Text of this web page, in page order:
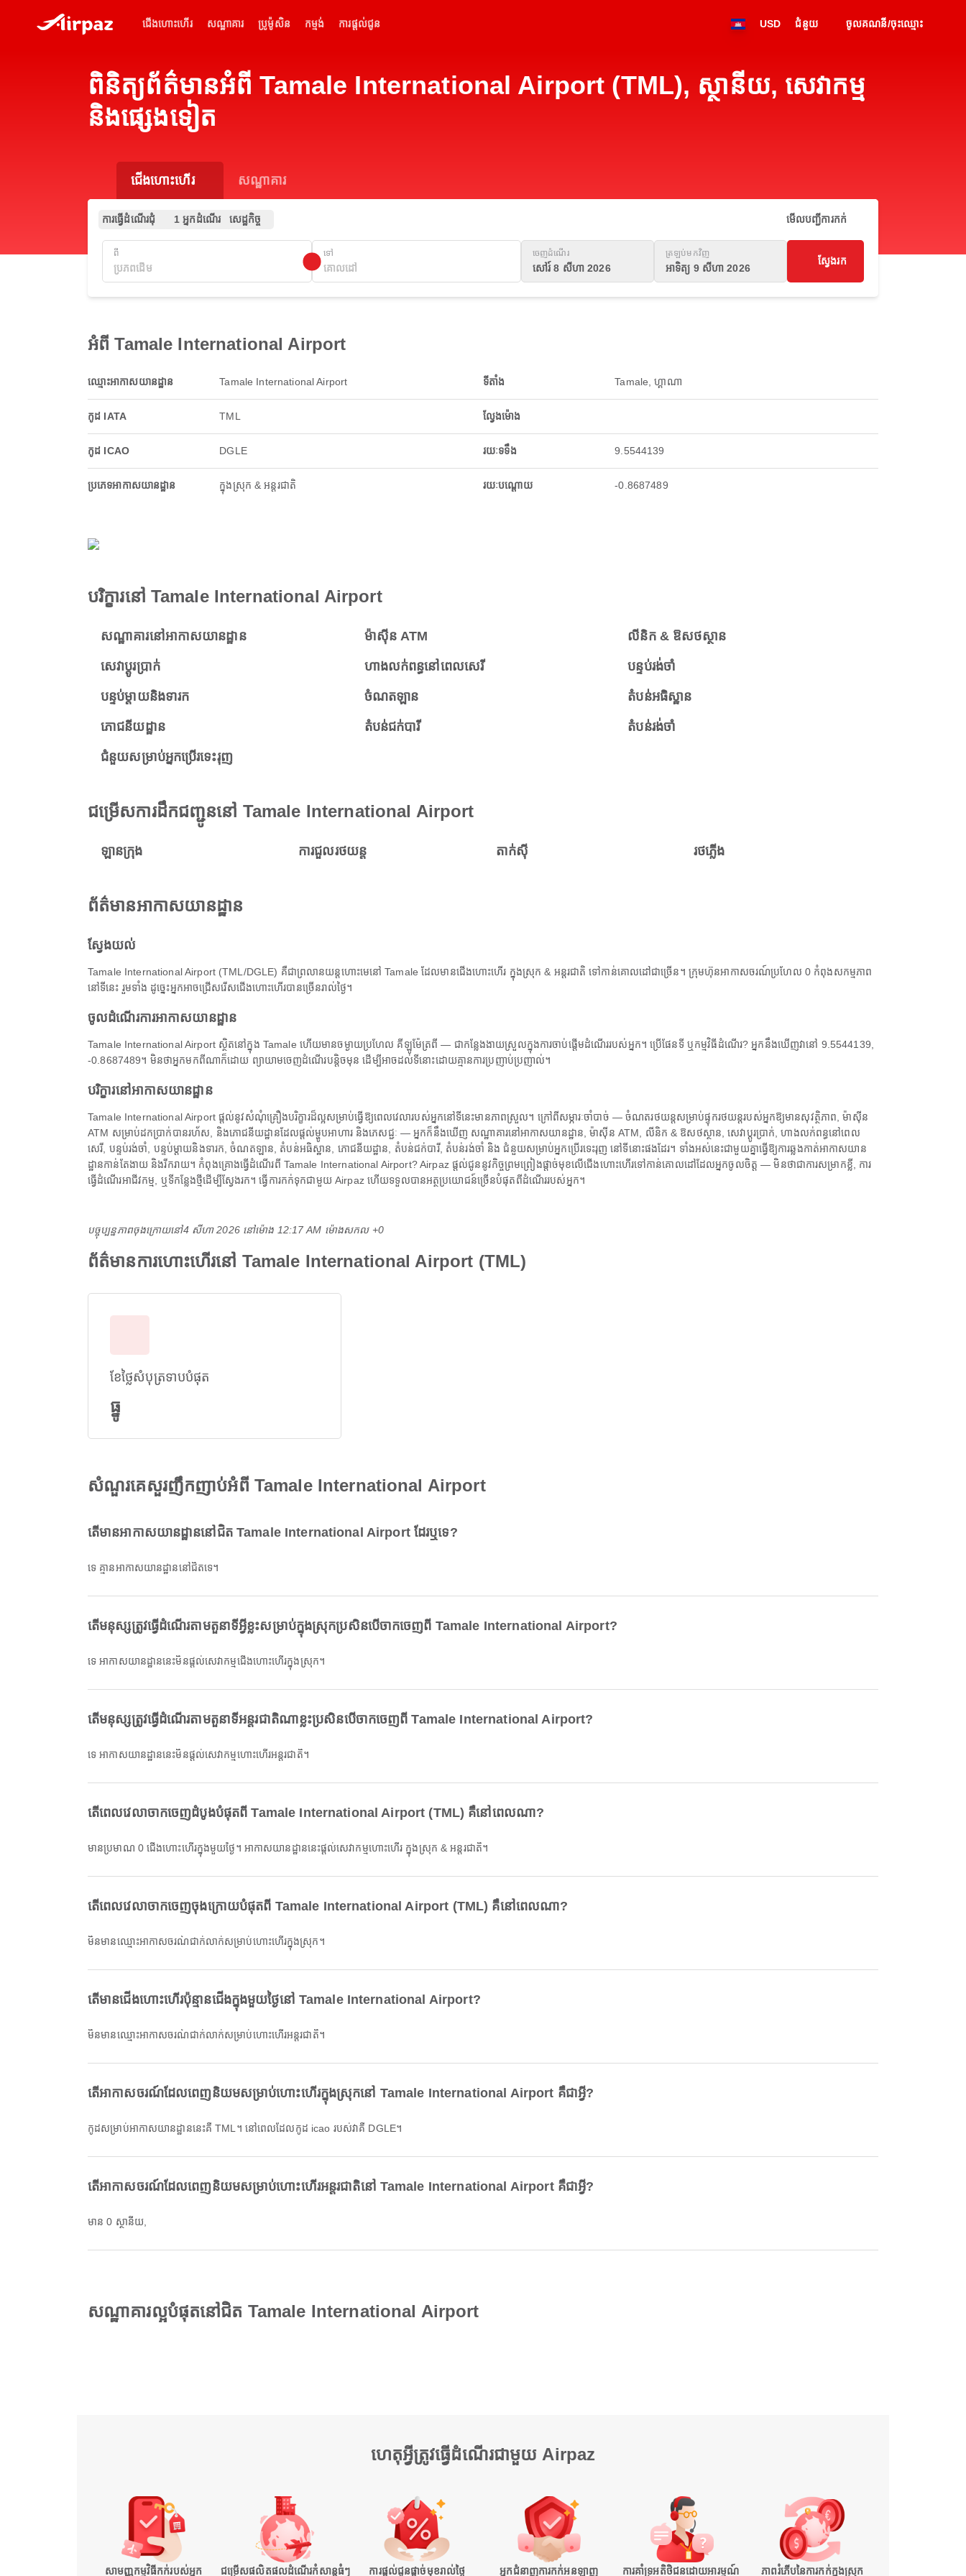
ជើងហោះហើរ សណ្ឋាគារ ប្រូម៉ូសិន កម្មង់ ការផ្តល់ជូន USD ជំនួយ ចូលគណនី/ចុះឈ្មោះ
ពិនិត្យព័ត៌មានអំពី Tamale International Airport (TML), ស្ថានីយ, សេវាកម្ម
និងផ្សេងទៀត
ជើងហោះហើរ សណ្ឋាគារ
ការធ្វើដំណើរជុំ 1 អ្នកដំណើរ សេដ្ឋកិច្ច មើលបញ្ជីការកក់
ពី ទៅ ចេញដំណើរ
សៅរ៍ 8 សីហា 2026
ត្រឡប់មកវិញ
អាទិត្យ 9 សីហា 2026
ស្វែងរក
អំពី Tamale International Airport
ឈ្មោះអាកាសយានដ្ឋាន Tamale International Airport
កូដ IATA TML
កូដ ICAO DGLE
ប្រភេទអាកាសយានដ្ឋាន ក្នុងស្រុក & អន្តរជាតិ
ទីតាំង Tamale, ហ្គាណា
ល្វែងម៉ោង
រយៈទទឹង 9.5544139
រយៈបណ្តោយ -0.8687489
បរិក្ខារនៅ Tamale International Airport
សណ្ឋាគារនៅអាកាសយានដ្ឋាន ម៉ាស៊ីន ATM លីនិក & ឱសថស្ថាន
សេវាប្តូរប្រាក់ ហាងលក់ពន្ធនៅពេលសេរី បន្ទប់រង់ចាំ
បន្ទប់ម្តាយនិងទារក ចំណតឡាន តំបន់អធិស្ឋាន
ភោជនីយដ្ឋាន តំបន់ជក់បារី តំបន់រង់ចាំ
ជំនួយសម្រាប់អ្នកប្រើរទេះរុញ
ជម្រើសការដឹកជញ្ជូននៅ Tamale International Airport
ឡានក្រុង ការជួលរថយន្ត តាក់ស៊ី រថភ្លើង
ព័ត៌មានអាកាសយានដ្ឋាន
ស្វែងយល់
Tamale International Airport (TML/DGLE) គឺជាព្រលានយន្តហោះមេនៅ Tamale ដែលមានជើងហោះហើរ ក្នុងស្រុក & អន្តរជាតិ ទៅកាន់គោលដៅជាច្រើន។ ក្រុមហ៊ុនអាកាសចរណ៍ប្រហែល 0 កំពុងសកម្មភាព
នៅទីនេះ រួមទាំង ដូច្នេះអ្នកអាចជ្រើសរើសជើងហោះហើរបានច្រើនរាល់ថ្ងៃ។
ចូលដំណើរការអាកាសយានដ្ឋាន
Tamale International Airport ស្ថិតនៅក្នុង Tamale ហើយមានចម្ងាយប្រហែល គីឡូម៉ែត្រពី — ជាកន្លែងងាយស្រួលក្នុងការចាប់ផ្តើមដំណើររបស់អ្នក។ ប្រើផែនទី ឬកម្មវិធីដំណើរ? អ្នកនឹងឃើញវានៅ 9.5544139,
-0.8687489។ មិនថាអ្នកមកពីណាក៏ដោយ ព្យាយាមចេញដំណើរបន្តិចមុន ដើម្បីអាចដល់ទីនោះដោយគ្មានការប្រញាប់ប្រញាល់។
បរិក្ខារនៅអាកាសយានដ្ឋាន
Tamale International Airport ផ្តល់នូវសំណុំគ្រឿងបរិក្ខារដ៏ល្អសម្រាប់ធ្វើឱ្យពេលវេលារបស់អ្នកនៅទីនេះមានភាពស្រួល។ ក្រៅពីសម្ភារៈចាំបាច់ — ចំណតរថយន្តសម្រាប់ផ្ទុករថយន្តរបស់អ្នកឱ្យមានសុវត្ថិភាព, ម៉ាស៊ីន
ATM សម្រាប់ដកប្រាក់បានរហ័ស, និងភោជនីយដ្ឋានដែលផ្តល់ម្ហូបអាហារ និងភេសជ្ជៈ — អ្នកក៏នឹងឃើញ សណ្ឋាគារនៅអាកាសយានដ្ឋាន, ម៉ាស៊ីន ATM, លីនិក & ឱសថស្ថាន, សេវាប្តូរប្រាក់, ហាងលក់ពន្ធនៅពេល
សេរី, បន្ទប់រង់ចាំ, បន្ទប់ម្តាយនិងទារក, ចំណតឡាន, តំបន់អធិស្ឋាន, ភោជនីយដ្ឋាន, តំបន់ជក់បារី, តំបន់រង់ចាំ និង ជំនួយសម្រាប់អ្នកប្រើរទេះរុញ នៅទីនោះផងដែរ។ ទាំងអស់នេះជាមួយគ្នាធ្វើឱ្យការឆ្លងកាត់អាកាសយាន
ដ្ឋានកាន់តែងាយ និងរីករាយ។ កំពុងគ្រោងធ្វើដំណើរពី Tamale International Airport? Airpaz ផ្តល់ជូននូវកិច្ចព្រមព្រៀងផ្តាច់មុខលើជើងហោះហើរទៅកាន់គោលដៅដែលអ្នកចូលចិត្ត — មិនថាជាការសម្រាកខ្លី, ការ
ធ្វើដំណើរអាជីវកម្ម, ឬទីកន្លែងថ្មីដើម្បីស្វែងរក។ ធ្វើការកក់ទុកជាមួយ Airpaz ហើយទទួលបានអត្ថប្រយោជន៍ច្រើនបំផុតពីដំណើររបស់អ្នក។
បច្ចុប្បន្នភាពចុងក្រោយនៅ4 សីហា 2026 នៅ​ម៉ោង 12:17 AM ម៉ោង​សកល +0
ព័ត៌មានការហោះហើរ​នៅ Tamale International Airport (TML)
ខែថ្លៃសំបុត្រទាបបំផុត
ធ្នូ
សំណួរគេសួរញឹកញាប់អំពី Tamale International Airport
តើមានអាកាសយានដ្ឋាននៅជិត Tamale International Airport ដែរឬទេ?
ទេ គ្មានអាកាសយានដ្ឋាននៅជិតទេ។
តើមនុស្សត្រូវធ្វើដំណើរតាមតួនាទីអ្វីខ្លះសម្រាប់ក្នុងស្រុកប្រសិនបើចាកចេញពី Tamale International Airport?
ទេ អាកាសយានដ្ឋាននេះមិនផ្តល់សេវាកម្មជើងហោះហើរក្នុងស្រុក។
តើមនុស្សត្រូវធ្វើដំណើរតាមតួនាទីអន្តរជាតិណាខ្លះប្រសិនបើចាកចេញពី Tamale International Airport?
ទេ អាកាសយានដ្ឋាននេះមិនផ្តល់សេវាកម្មហោះហើរអន្តរជាតិ។
តើពេលវេលាចាកចេញដំបូងបំផុតពី Tamale International Airport (TML) គឺនៅពេលណា?
មានប្រមាណ 0 ជើងហោះហើរក្នុងមួយថ្ងៃ។ អាកាសយានដ្ឋាននេះផ្តល់សេវាកម្មហោះហើរ ក្នុងស្រុក & អន្តរជាតិ។
តើពេលវេលាចាកចេញចុងក្រោយបំផុតពី Tamale International Airport (TML) គឺនៅពេលណា?
មិនមានឈ្មោះអាកាសចរណ៍ជាក់លាក់សម្រាប់ហោះហើរក្នុងស្រុក។
តើមានជើងហោះហើរប៉ុន្មានជើងក្នុងមួយថ្ងៃនៅ Tamale International Airport?
មិនមានឈ្មោះអាកាសចរណ៍ជាក់លាក់សម្រាប់ហោះហើរអន្តរជាតិ។
តើអាកាសចរណ៍ដែលពេញនិយមសម្រាប់ហោះហើរក្នុងស្រុកនៅ Tamale International Airport គឺជាអ្វី?
កូដសម្រាប់អាកាសយានដ្ឋាននេះគឺ TML។ នៅពេលដែលកូដ icao របស់វាគឺ DGLE។
តើអាកាសចរណ៍ដែលពេញនិយមសម្រាប់ហោះហើរអន្តរជាតិនៅ Tamale International Airport គឺជាអ្វី?
មាន 0 ស្ថានីយ,
សណ្ឋាគារល្អបំផុតនៅជិត Tamale International Airport
ហេតុអ្វីត្រូវធ្វើដំណើរជាមួយ Airpaz
សាមញ្ញកម្មវិធីកក់របស់អ្នក ជម្រើសផលិតផលដំណើរកំសាន្តធំៗ ការផ្តល់ជូនផ្តាច់មុខរាល់ថ្ងៃ អ្នកជំនាញការកក់អនឡាញ ការគាំទ្រអតិថិជនដោយអារម្មណ៍ ភាពរំភើបនៃការកក់ក្នុងស្រុក